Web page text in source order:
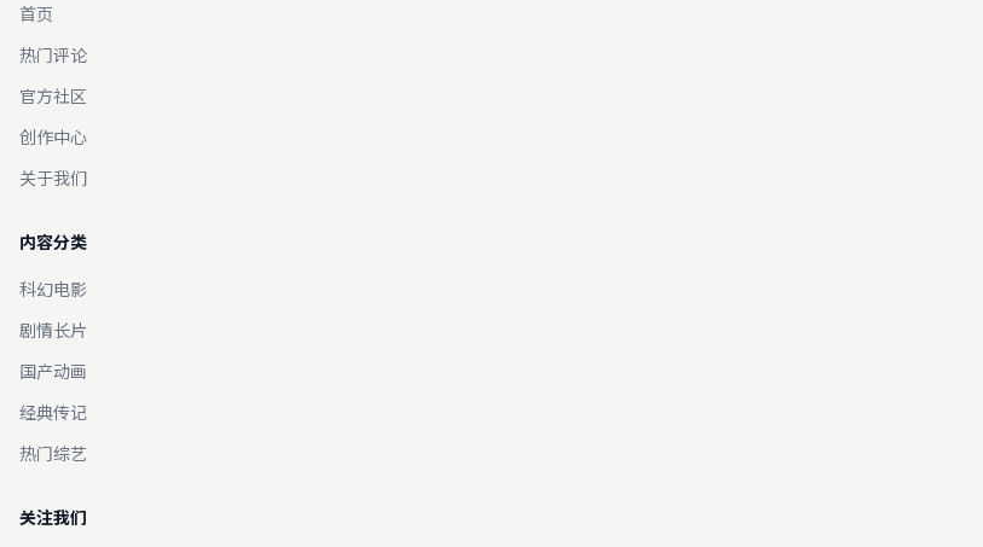
首页
热门评论
官方社区
创作中心
关于我们
内容分类
科幻电影
剧情长片
国产动画
经典传记
热门综艺
关注我们